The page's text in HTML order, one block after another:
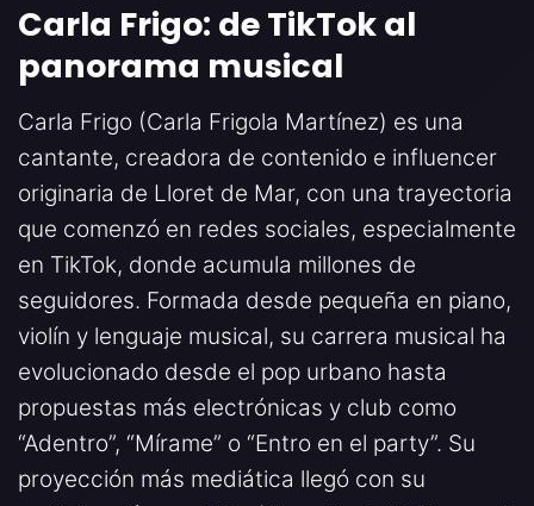
Carla Frigo: de TikTok al
panorama musical
Carla Frigo (Carla Frigola Martínez) es una
cantante, creadora de contenido e influencer
originaria de Lloret de Mar, con una trayectoria
que comenzó en redes sociales, especialmente
en TikTok, donde acumula millones de
seguidores. Formada desde pequeña en piano,
violín y lenguaje musical, su carrera musical ha
evolucionado desde el pop urbano hasta
propuestas más electrónicas y club como
“Adentro”, “Mírame” o “Entro en el party”. Su
proyección más mediática llegó con su